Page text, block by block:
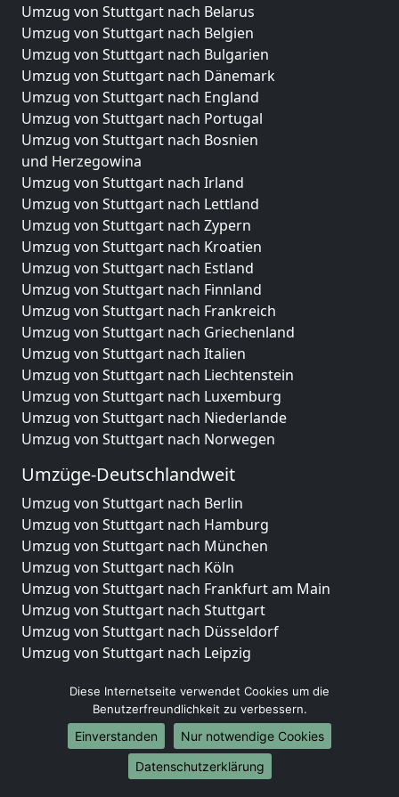
Umzug von Stuttgart nach Belarus
Umzug von Stuttgart nach Belgien
Umzug von Stuttgart nach Bulgarien
Umzug von Stuttgart nach Dänemark
Umzug von Stuttgart nach England
Umzug von Stuttgart nach Portugal
Umzug von Stuttgart nach Bosnien
und Herzegowina
Umzug von Stuttgart nach Irland
Umzug von Stuttgart nach Lettland
Umzug von Stuttgart nach Zypern
Umzug von Stuttgart nach Kroatien
Umzug von Stuttgart nach Estland
Umzug von Stuttgart nach Finnland
Umzug von Stuttgart nach Frankreich
Umzug von Stuttgart nach Griechenland
Umzug von Stuttgart nach Italien
Umzug von Stuttgart nach Liechtenstein
Umzug von Stuttgart nach Luxemburg
Umzug von Stuttgart nach Niederlande
Umzug von Stuttgart nach Norwegen
Umzüge-Deutschlandweit
Umzug von Stuttgart nach Berlin
Umzug von Stuttgart nach Hamburg
Umzug von Stuttgart nach München
Umzug von Stuttgart nach Köln
Umzug von Stuttgart nach Frankfurt am Main
Umzug von Stuttgart nach Stuttgart
Umzug von Stuttgart nach Düsseldorf
Umzug von Stuttgart nach Leipzig
Umzug von Stuttgart nach Essen
Umzug von Stuttgart nach Bremen
Umzug von Stuttgart nach Dresden
Umzug von Stuttgart nach Hannover
Umzug von Stuttgart nach Nürnberg
Diese Internetseite verwendet Cookies um die
Benutzerfreundlichkeit zu verbessern.
Einverstanden
Nur notwendige Cookies
Datenschutzerklärung